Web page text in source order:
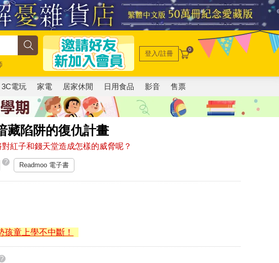
登入/註冊 0
3C電玩 家電 居家休閒 日用食品 影音 售票
藏陷阱的復仇計畫
紅子和錢天堂造成怎樣的威脅呢？
? Readmoo 電子書
童上學不中斷！
?